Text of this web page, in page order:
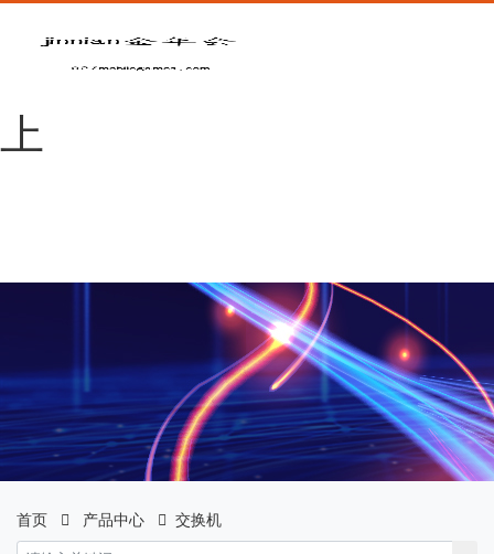
金年会|金年会
·jinnian(金字招牌)诚信至
上
首页 产品中心 交换机